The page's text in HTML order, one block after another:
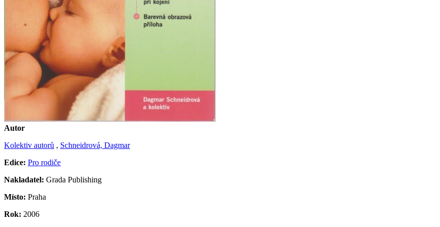
Autor
Kolektiv autorů , Schneidrová, Dagmar
Edice: Pro rodiče
Nakladatel: Grada Publishing
Místo: Praha
Rok: 2006